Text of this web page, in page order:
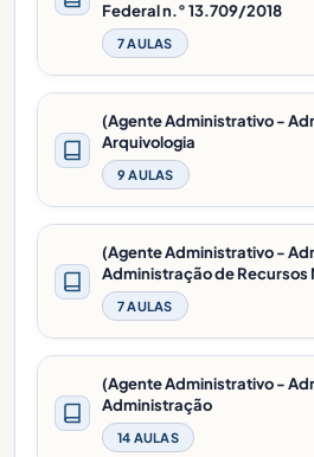
Federal n.° 13.709/2018
7 AULAS
(Agente Administrativo -
Arquivologia
9 AULAS
(Agente Administrativo -
Administração de Recursos
7 AULAS
(Agente Administrativo -
Administração
14 AULAS